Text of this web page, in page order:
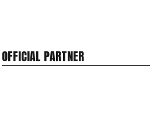
OFFICIAL PARTNER